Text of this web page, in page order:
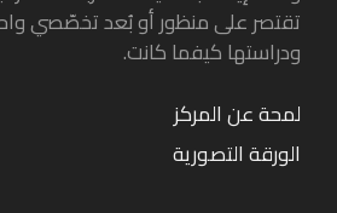
تقتصر على منظور أو بُعد تخصّصي
ودراستها كيفما كانت.
لمحة عن المركز
الورقة التصورية